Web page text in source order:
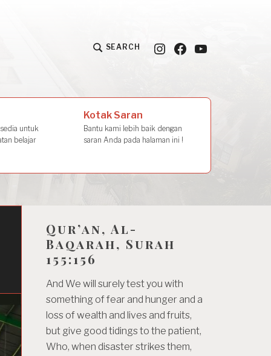
SEARCH Instagram
FacebookYouTube
untuk
belajar
Kotak Saran
Bantu kami lebih baik dengan
saran Anda pada halaman ini !
Qur’an, Al-
Baqarah, Surah
155:156
And We will surely test you with
something of fear and hunger and a
loss of wealth and lives and fruits,
but give good tidings to the patient,
Who, when disaster strikes them,